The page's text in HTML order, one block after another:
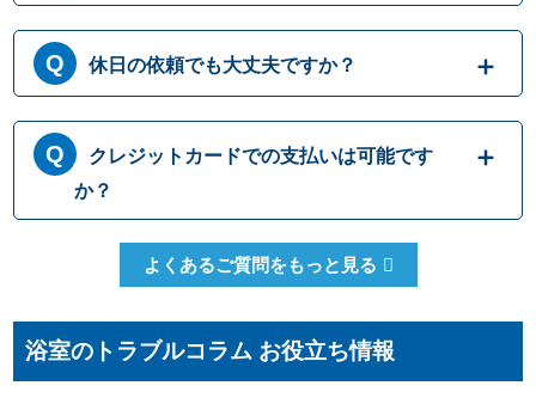
はい、まずは専門スタッフがお伺いし実際に
目で見て現場調査を行います。確認した内容
を元に、無料でお見積もりをご提示させてい
ただきます。もしお見積り内容がご希望に沿
わない場合も、キャンセル料等は一切発生い
たしません。お見積り内容にご納得・ご署名
いただかなければ作業を行うことはございま
せんので、安心してまずはご相談ください。
休日の依頼でも大丈夫ですか？
365日営業しております。休日、祝日、年末年
始いつでも対応可能です。それにかかる追加
料金は発生しません。ご安心ください。
クレジットカードでの支払いは可能です
か？
Master、JCBカードからお選びいただけま
コンビニ決済、QR決済など、お客さまのご都
よくあるご質問をもっと見る
浴室のトラブルコラム お役立ち情報